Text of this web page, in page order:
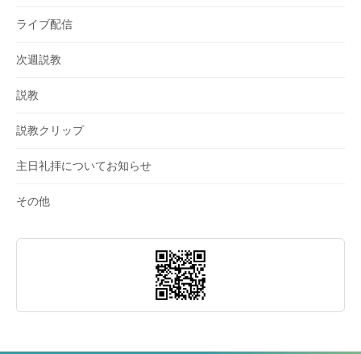
ライブ配信
次週説教
説教
説教クリップ
主日礼拝についてお知らせ
その他